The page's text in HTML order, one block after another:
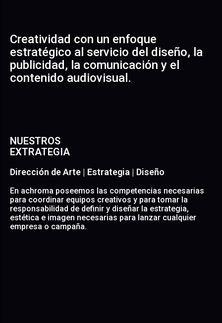
Creatividad con un enfoque
estratégico al servicio del diseño, la
publicidad, la comunicación y el
contenido audiovisual.
NUESTROS
EXTRATEGIA
Dirección de Arte | Estrategia | Diseño
En achroma poseemos las competencias necesarias
para coordinar equipos creativos y para tomar la
responsabilidad de definir y diseñar la estrategia,
estética e imagen necesarias para lanzar cualquier
empresa o campaña.